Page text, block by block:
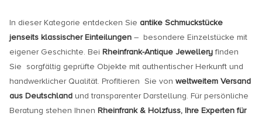
In dieser Kategorie entdecken Sie antike Schmuckstücke
jenseits klassischer Einteilungen – besondere Einzelstücke mit
eigener Geschichte. Bei Rheinfrank-Antique Jewelleryfinden
Sie sorgfältig geprüfte Objekte mit authentischer Herkunft und
handwerklicher Qualität. Profitieren Sie von weltweitem Versand
aus Deutschland und transparenter Darstellung. Für persönliche
Beratung stehen Ihnen Rheinfrank & Holzfuss, Ihre Experten für